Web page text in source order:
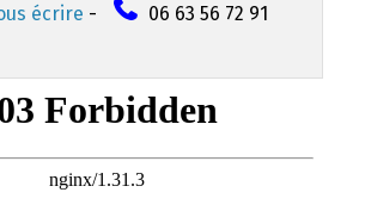
écrire - 06 63 56 72 91